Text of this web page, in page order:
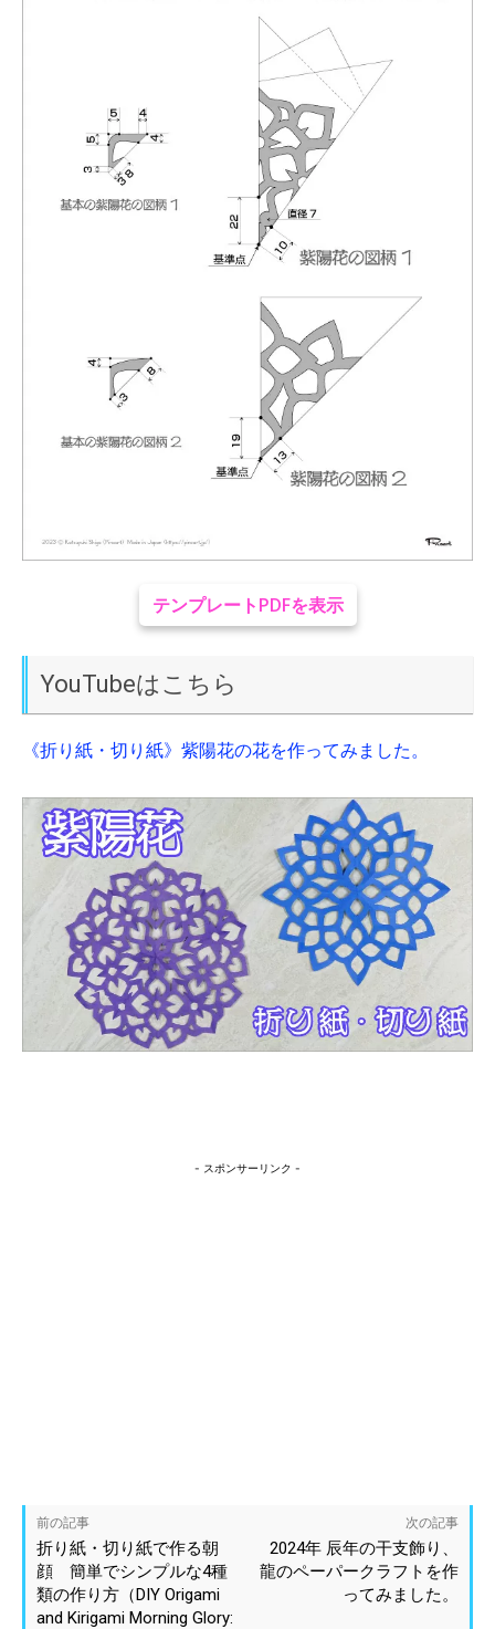
テンプレートPDFを表示
YouTubeはこちら
《折り紙・切り紙》紫陽花の花を作ってみました。
- スポンサーリンク -
前の記事
折り紙・切り紙で作る朝
顔 簡単でシンプルな4種
類の作り方（DIY Origami
and Kirigami Morning Glory:
次の記事
2024年 辰年の干支飾り、
龍のペーパークラフトを作
ってみました。